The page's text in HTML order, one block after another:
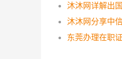
沐沐网详解出
沐沐网分享中
东莞办理在职